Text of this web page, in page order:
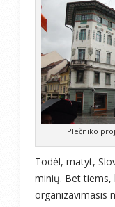
Plečniko
Todėl, matyt,
minių. Bet tiems,
organizavimasis